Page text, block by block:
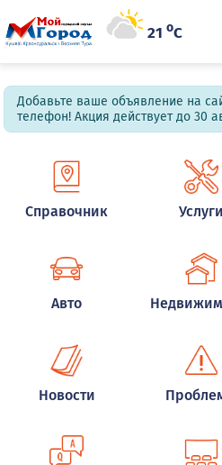
21oC
Добавьте ваше объявление на
телефон! Акция действует до 30
Справочник Услуги
Авто
Новости